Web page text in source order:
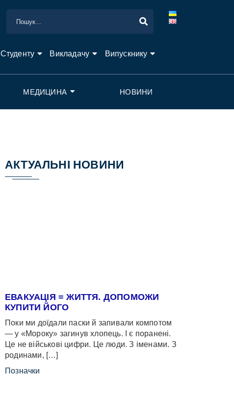
Студенту Викладачу Випускнику
МЕДИЦИНА НОВИНИ
АКТУАЛЬНІ НОВИНИ
ЕВАКУАЦІЯ = ЖИТТЯ. ДОПОМОЖИ
КУПИТИ ЙОГО
Поки ми доїдали паски й запивали компотом
— у «Мороку» загинув хлопець. І є поранені.
Це не військові цифри. Це люди. З іменами. З
родинами, […]
Позначки